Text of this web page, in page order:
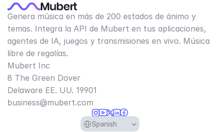
Genera música en más de 200 estados de ánimo y
temas. Integra la API de Mubert en tus aplicaciones,
agentes de IA, juegos y transmisiones en vivo. Música
libre de regalías.
Mubert Inc
8 The Green Dover
Delaware EE. UU. 19901​
business@mubert.com
Select Language
Spanish